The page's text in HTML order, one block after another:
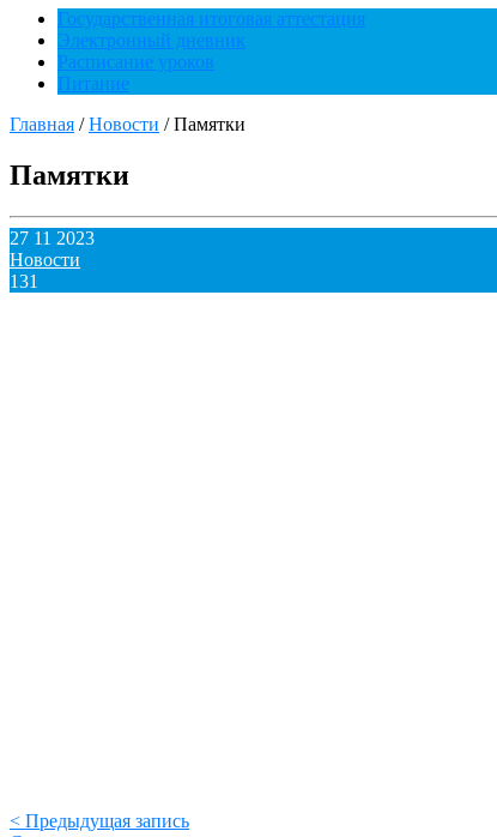
Государственная итоговая аттестация
Электронный дневник
Расписание уроков
Питание
Главная /Новости /Памятки
Памятки
27 11 2023
Новости
131
< Предыдущая запись